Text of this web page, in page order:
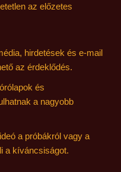
az előzetes
hirdetések és e-mail
az érdeklődés.
és
a nagyobb
a próbákról vagy a
a kíváncsiságot.